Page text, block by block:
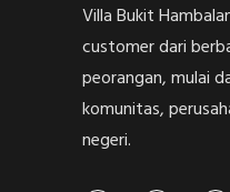
Villa Bukit
customer dari
peorangan, mulai
komunitas,
negeri.